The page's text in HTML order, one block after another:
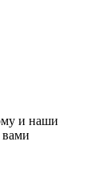
и наши
вами